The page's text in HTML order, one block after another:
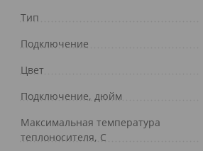
Тип
Подключение
Цвет
Подключение, дюйм
Максимальная температура
теплоносителя, С